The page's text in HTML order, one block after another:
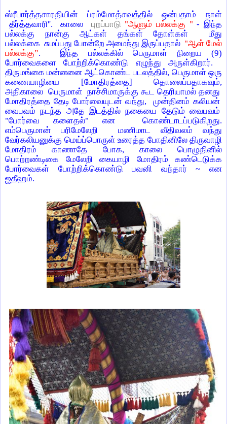
ஸ்ரீபார்த்தசாரதியின் ப்ரம்மோத்சவத்தில் ஒன்பதாம் நாள்
தீர்த்தவாரி''. காலை புறப்பாடு "ஆளும் பல்லக்கு " - இந்த
பல்லக்கு நான்கு ஆட்கள் தங்கள் தோள்கள் மீது
பல்லக்கை சுமப்பது போன்றே அமைந்து இருப்பதால் "ஆள் மேல்
பல்லக்கு”. இந்த பல்லக்கில் பெருமாள் நிறைய (9)
போர்வைகளை போற்றிக்கொண்டு எழுந்து அருள்கிறார்.
திருமங்கை மன்னனை ஆட்கொண்ட படலத்தில், பெருமாள் ஒரு
கணையாழியை [மோதிரத்தை] தொலைப்பதாகவும்,
அதிகாலை பெருமாள் நாச்சிமாருக்கு கூட தெரியாமல் தனது
மோதிரத்தை தேடி போர்வையுடன் வந்து,
முன்தினம் கலியன்
வைபவம் நடந்த அதே இடத்தில் நகையை தேடும் வைபவம்
"போர்வை களைதல்" என
கொண்டாடப்படுகிறது.
எம்பெருமான் பரிமேலேறி
மணிமாட வீதிவலம் வந்து
வேர்கலியனுக்கு மெய்ப்பொருள் உரைத்த போதினிலே திருவாழி
மோதிரம் காணாதே போக, காலை பொழுதினில்
பொற்றண்டிகை மேலேறி கையாழி மோதிரம் கண்டெடுக்க
போர்வைகள் போற்றிக்கொண்டு பவனி வந்தார் ~ என
ஐதீஹம்.